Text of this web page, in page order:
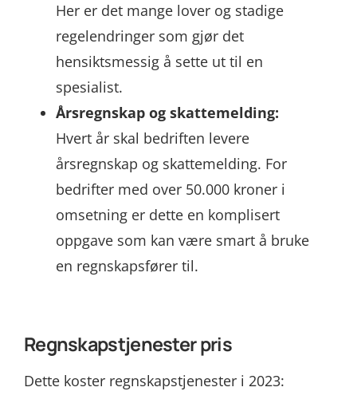
Her er det mange lover og stadige
regelendringer som gjør det
hensiktsmessig å sette ut til en
spesialist.
Årsregnskap og skattemelding:
Hvert år skal bedriften levere
årsregnskap og skattemelding. For
bedrifter med over 50.000 kroner i
omsetning er dette en komplisert
oppgave som kan være smart å bruke
en regnskapsfører til.
Regnskapstjenester pris
Dette koster regnskapstjenester i 2023: